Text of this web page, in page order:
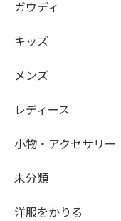
ガウディ
キッズ
メンズ
レディース
小物・アクセサリー
未分類
洋服をかりる